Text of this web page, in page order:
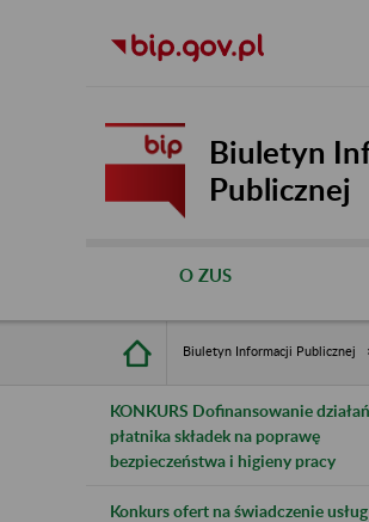
Biuletyn
Publicznej
O ZUS
Biuletyn Informacji Publicznej
KONKURS Dofinansowanie działań
płatnika składek na poprawę
bezpieczeństwa i higieny pracy
Konkurs ofert na świadczenie usług